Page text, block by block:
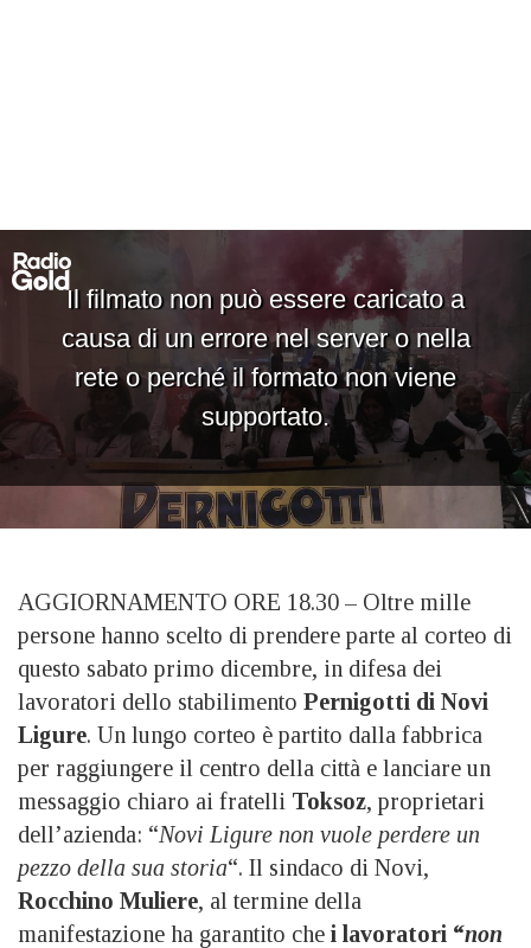
AGGIORNAMENTO ORE 18.30 – Oltre mille
persone hanno scelto di prendere parte al corteo di
questo sabato primo dicembre, in difesa dei
lavoratori dello stabilimento Pernigotti di Novi
Ligure. Un lungo corteo è partito dalla fabbrica
per raggiungere il centro della città e lanciare un
messaggio chiaro ai fratelli Toksoz, proprietari
dell’azienda: “Novi Ligure non vuole perdere un
pezzo della sua storia“. Il sindaco di Novi,
Rocchino Muliere, al termine della
manifestazione ha garantito che i lavoratori “non